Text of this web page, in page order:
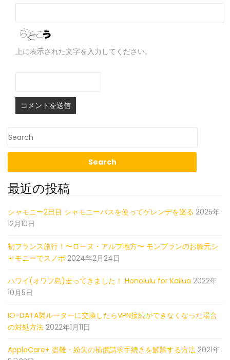
上に表示された文字を入力してください。
最近の投稿
シャモニー2日目 シャモニーバスを使ってゲレンデを巡る 2025年
12月10日
初フランス旅行！〜ローヌ・アルプ地方〜 モンブランのお膝元シ
ャモニーでスノボ 2024年2月24日
ハワイ(オワフ島)走ってきました！ Honolulu for Kailua 2022年
10月5日
IO-DATA製ルーターに交換したらVPN接続ができなくなった場合
の対処方法 2022年1月11日
AppleCare+ 盗難・紛失の補償請求手続きを解除する方法 2021年